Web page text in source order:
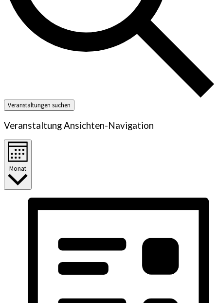
Veranstaltungen suchen
Veranstaltung Ansichten-Navigation
Monat